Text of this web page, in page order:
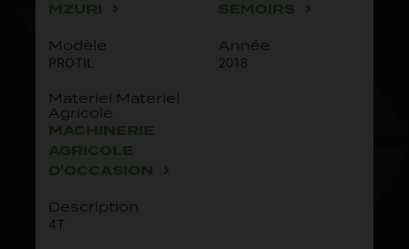
MZURI SEMOIRS
Modèle
PROTIL
Description
4T
Année
2018
Materiel Materiel
Agricole
MACHINERIE
AGRICOLE
D'OCCASION